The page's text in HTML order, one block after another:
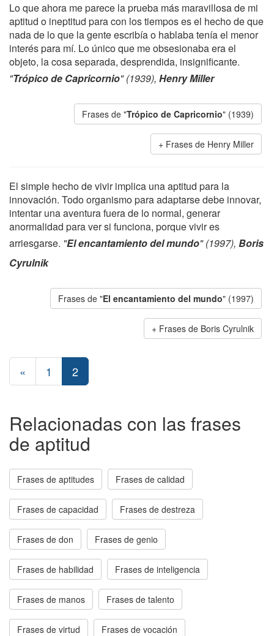
Lo que ahora me parece la prueba más maravillosa de mi
aptitud o ineptitud para con los tiempos es el hecho de que
nada de lo que la gente escribía o hablaba tenía el menor
interés para mí. Lo único que me obsesionaba era el
objeto, la cosa separada, desprendida, insignificante.
"Trópico de Capricornio" (1939), Henry Miller
Frases de "Trópico de Capricornio" (1939)
Frases de Henry Miller
El simple hecho de vivir implica una aptitud para la
innovación. Todo organismo para adaptarse debe innovar,
intentar una aventura fuera de lo normal, generar
anormalidad para ver si funciona, porque vivir es
arriesgarse. "El encantamiento del mundo" (1997), Boris
Cyrulnik
Frases de "El encantamiento del mundo" (1997)
Frases de Boris Cyrulnik
« 1 2
Relacionadas con las frases
de aptitud
Frases de aptitudes Frases de calidad
Frases de capacidad Frases de destreza
Frases de don Frases de genio
Frases de habilidad Frases de inteligencia
Frases de manos Frases de talento
Frases de virtud Frases de vocación